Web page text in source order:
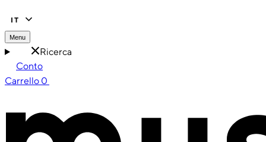
IT
Menu
Ricerca
Conto
Carrello 0